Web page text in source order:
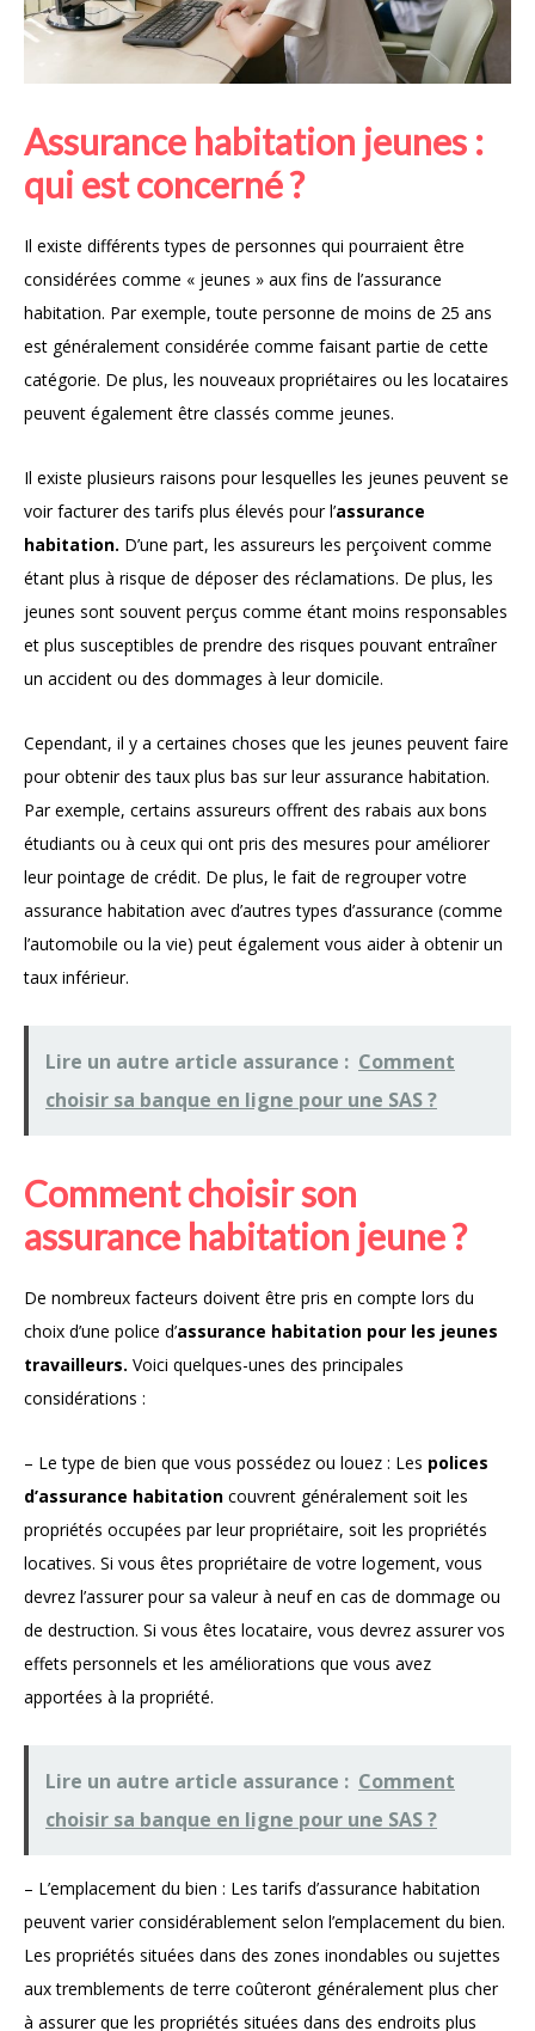
Assurance habitation jeunes :
qui est concerné ?
Il existe différents types de personnes qui pourraient être
considérées comme « jeunes » aux fins de l’assurance
habitation. Par exemple, toute personne de moins de 25 ans
est généralement considérée comme faisant partie de cette
catégorie. De plus, les nouveaux propriétaires ou les locataires
peuvent également être classés comme jeunes.
Il existe plusieurs raisons pour lesquelles les jeunes peuvent se
voir facturer des tarifs plus élevés pour l’assurance
habitation. D’une part, les assureurs les perçoivent comme
étant plus à risque de déposer des réclamations. De plus, les
jeunes sont souvent perçus comme étant moins responsables
et plus susceptibles de prendre des risques pouvant entraîner
un accident ou des dommages à leur domicile.
Cependant, il y a certaines choses que les jeunes peuvent faire
pour obtenir des taux plus bas sur leur assurance habitation.
Par exemple, certains assureurs offrent des rabais aux bons
étudiants ou à ceux qui ont pris des mesures pour améliorer
leur pointage de crédit. De plus, le fait de regrouper votre
assurance habitation avec d’autres types d’assurance (comme
l’automobile ou la vie) peut également vous aider à obtenir un
taux inférieur.
Lire un autre article assurance : Comment
choisir sa banque en ligne pour une SAS ?
Comment choisir son
assurance habitation jeune ?
De nombreux facteurs doivent être pris en compte lors du
choix d’une police d’assurance habitation pour les jeunes
travailleurs. Voici quelques-unes des principales
considérations :
– Le type de bien que vous possédez ou louez : Les polices
d’assurance habitation couvrent généralement soit les
propriétés occupées par leur propriétaire, soit les propriétés
locatives. Si vous êtes propriétaire de votre logement, vous
devrez l’assurer pour sa valeur à neuf en cas de dommage ou
de destruction. Si vous êtes locataire, vous devrez assurer vos
effets personnels et les améliorations que vous avez
apportées à la propriété.
Lire un autre article assurance : Comment
choisir sa banque en ligne pour une SAS ?
– L’emplacement du bien : Les tarifs d’assurance habitation
peuvent varier considérablement selon l’emplacement du bien.
Les propriétés situées dans des zones inondables ou sujettes
aux tremblements de terre coûteront généralement plus cher
à assurer que les propriétés situées dans des endroits plus